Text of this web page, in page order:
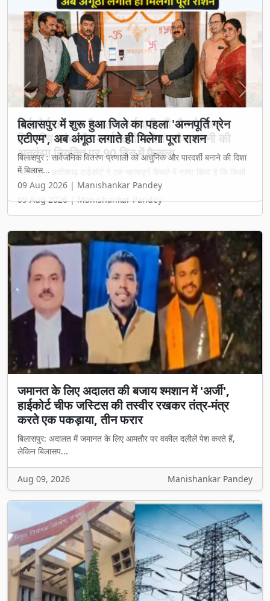
बिलासपुर में शुरू हुआ जिले का पहला 'अन्नपूर्ति ग्रेन
एटीएम', अब अंगूठा लगाते ही मिलेगा पूरा राशन
बिलासपुर : सार्वजनिक वितरण प्रणाली को आधुनिक और पारदर्शी बनाने की दिशा
में बिलास...
09 Aug 2026 | Manishankar Pandey
Previous Next
जमानत के लिए अदालत की बजाय श्मशान में 'अर्जी',
हाईकोर्ट चीफ जस्टिस की तस्वीर रखकर तंत्र-मंत्र
करते एक पकड़ाया, तीन फरार
बिलासपुर: अदालत में जमानत के लिए आमतौर पर वकील दलीलें पेश करते हैं,
लेकिन बिलासप...
Aug 09, 2026 Manishankar Pandey